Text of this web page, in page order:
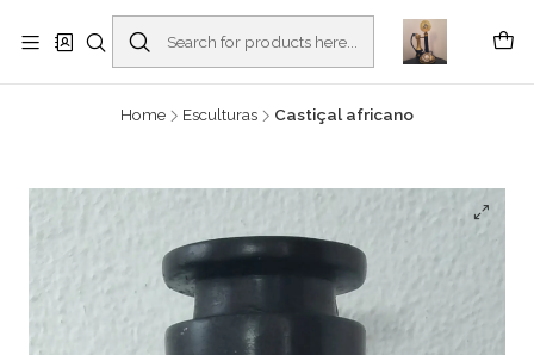
Buscantiguidades - Leilões. Colecionismo e antiguidades em Viana do
Castelo -
Read more
Home Esculturas Castiçal africano